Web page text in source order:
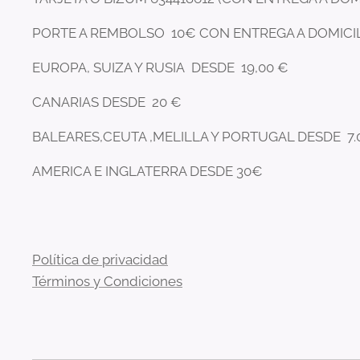
PORTE A REMBOLSO 10€ CON ENTREGA A
EUROPA, SUIZA Y RUSIA DESDE 19,00 €
CANARIAS DESDE 20 €
BALEARES,CEUTA ,MELILLA Y PORTUGAL DESDE
AMERICA E INGLATERRA DESDE 30€
Política de privacidad
Términos y Condiciones